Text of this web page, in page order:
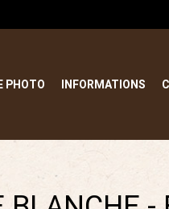
PHOTO INFORMATIONS